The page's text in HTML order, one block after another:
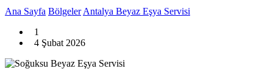
Ana Sayfa Bölgeler Antalya Beyaz Eşya Servisi
1
4 Şubat 2026